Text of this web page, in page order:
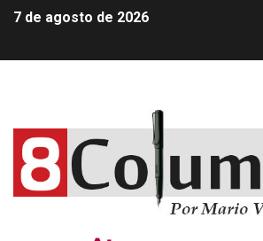
7 de agosto de 2026